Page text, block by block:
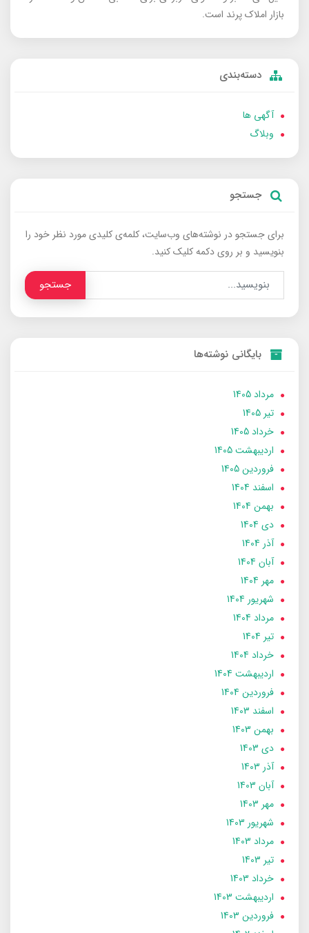
بازار املاک پرند است.
دسته‌بندی
آگهی ها
وبلاگ
جستجو
برای جستجو در نوشته‌های وب‌سایت، کلمه‌ی کلیدی مورد نظر خود را
بنویسید و بر روی دکمه کلیک کنید.
جستجو
بایگانی نوشته‌ها
مرداد 1405
تير 1405
خرداد 1405
ارديبهشت 1405
فروردین 1405
اسفند 1404
بهمن 1404
دی 1404
آذر 1404
آبان 1404
مهر 1404
شهریور 1404
مرداد 1404
تير 1404
خرداد 1404
ارديبهشت 1404
فروردین 1404
اسفند 1403
بهمن 1403
دی 1403
آذر 1403
آبان 1403
مهر 1403
شهریور 1403
مرداد 1403
تير 1403
خرداد 1403
ارديبهشت 1403
فروردین 1403